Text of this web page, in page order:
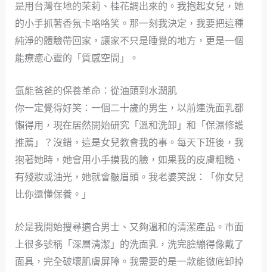
是用台灣在地的茉莉、桂花調出來的。我抱起女兒，她
的小手抓著香氛卡咯咯笑。那一刻我決定，我要把這種
純淨的體驗帶回家，讓家不只是睡覺的地方，更是一個
能療癒心靈的「質感空間」。
氫能爸爸的保養革命：從油頭到水潤肌
你一定覺得好笑：一個二十歲的男生，以前連洗面乳都
懶得用，現在居然開始研究「溫和洗卸」和「保濕修護
推薦」？沒錯，這是女兒教會我的事。每天下班後，我
抱著她時，她會用小手摸我的臉，如果我的皮膚粗糙、
有殘妝或油光，她就會皺眉頭。我老婆笑說：「你女兒
比你還懂保養。」
於是我開始搜尋適合男士、又夠溫和的清潔產品。市面
上很多號稱「深層清潔」的洗面乳，洗完臉繃得像戴了
面具，完全破壞肌膚屏障。我需要的是一款能徹底卸掉